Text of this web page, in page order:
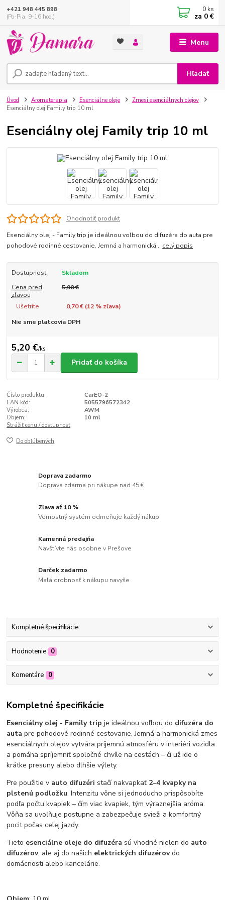
Menu
Hľadať
+421 948 445 898
(Po-Pia, 9-16 hod.)
0 ks
za 0 €
Úvod Aromaterapia Esenciálne oleje
Zmesi esenciálnych olejov
Esenciálny olej Family trip 10 ml
Esenciálny olej Family trip 10 ml
Ohodnotiť produkt
Esenciálny olej - Family trip je ideálnou voľbou do difuzéra do auta pre
pohodové rodinné cestovanie. Jemná a harmonická... celý popis
Dostupnosť
Skladom
Cena pred
zľavou
5,90 €
Ušetríte 0,70 € (12% zľava)
Nie sme platcovia DPH
5,20 €/ks
Pridať do košíka
Číslo produktu:
CarEO-2
EAN kód:
5055796572342
Výrobca:
AWM
Objem:
10 ml
Strážiť cenu / dostupnosť
Do obľúbených
Doprava zadarmo
Doprava zdarma pri nákupe nad 45 €
Zľava až 10 %
Vernostný systém odmeňuje každý nákup
Kamenná predajňa
Navštívte nás osobne v Prešove
Darček zadarmo
Malá drobnosť k nákupu navyše
Kompletné špecifikácie
Hodnotenie 0
Komentáre 0
Kompletné špecifikácie
Esenciálny olej - Family trip je ideálnou voľbou do difuzéra do
auta pre pohodové rodinné cestovanie. Jemná a harmonická zmes
esenciálnych olejov vytvára príjemnú atmosféru v interiéri vozidla
a pomáha spríjemniť spoločné chvíle na cestách – či už ide o
krátke presuny alebo dlhšie výlety.
Pre použitie v auto difuzéri stačí nakvapkať 2–4 kvapky na
plstenú podložku. Intenzitu vône si jednoducho prispôsobíte
podľa počtu kvapiek – čím viac kvapiek, tým výraznejšia aróma.
Vôňa sa uvoľňuje postupne a zabezpečuje svieži a komfortný
pocit počas celej jazdy.
Tieto esenciálne oleje do difuzéra sú vhodné nielen do auto
difuzérov, ale aj do našich elektrických difuzérovdo
domácnosti alebo kancelárie.